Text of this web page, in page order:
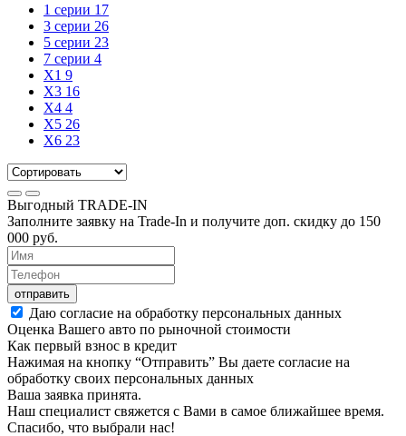
1 серии 17
3 серии 26
5 серии 23
7 серии 4
X1 9
X3 16
X4 4
X5 26
X6 23
Выгодный TRADE-IN
Заполните заявку на Trade-In и получите доп. скидку до 150
000 руб.
отправить
Даю согласие на обработку персональных данных
Оценка Вашего авто по рыночной стоимости
Как первый взнос в кредит
Нажимая на кнопку “Отправить” Вы даете согласие на
обработку своих персональных данных
Ваша заявка принята.
Наш специалист свяжется с Вами в самое ближайшее время.
Спасибо, что выбрали нас!